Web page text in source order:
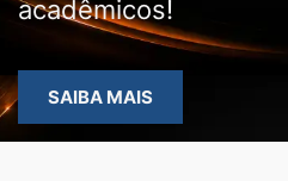
acadêmicos!
SAIBA MAIS